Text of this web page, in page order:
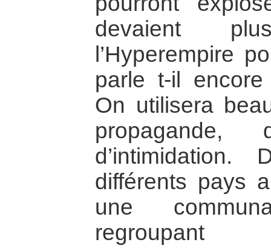
devaient
l’Hyperempire
parle t-il encore
On utilisera
propagande,
d’intimidation.
différents pays
une